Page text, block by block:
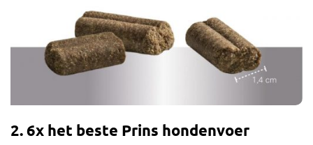
2. 6x het beste Prins hondenvoer